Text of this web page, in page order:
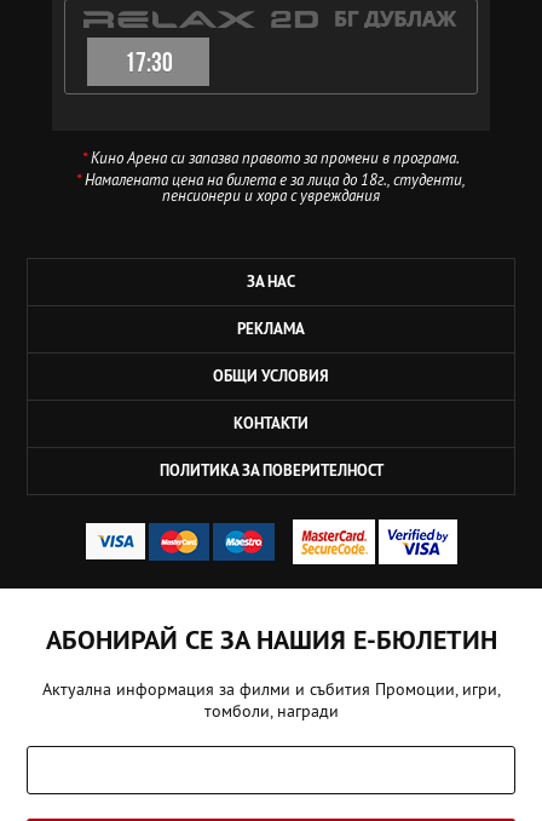
17:30
*Кино Арена си запазва правото за промени в програма.
*Намалената цена на билета е за лица до 18г., студенти,
пенсионери и хора с увреждания
ЗА НАС
РЕКЛАМА
ОБЩИ УСЛОВИЯ
КОНТАКТИ
ПОЛИТИКА ЗА ПОВЕРИТЕЛНОСТ
АБОНИРАЙ СЕ ЗА НАШИЯ Е-БЮЛЕТИН
Актуална информация за филми и събития Промоции, игри,
томболи, награди